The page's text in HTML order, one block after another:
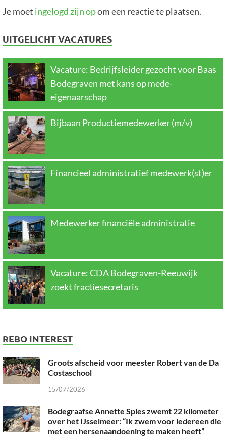
Je moet ingelogd zijn opom een reactie te plaatsen.
UITGELICHT VACATURES
Vacature: Bedrijfsleider gezocht voor Baas
Bodegraven met kans op mede-
eigenaarschap
Bijbaan Productiemedewerker (m/v)
Financieel administratief medewerk(st)er
Medewerker financiële administratie
Vacature: CDA Bodegraven-Reeuwijk
zoekt fractiesecretaris
REBO INTEREST
Groots afscheid voor meester Robert van de Da
Costaschool
15/07/2026
Bodegraafse Annette Spies zwemt 22 kilometer
over het IJsselmeer: “Ik zwem voor iedereen die
met een hersenaandoening te maken heeft”